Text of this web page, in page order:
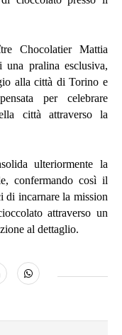
Chocolatier Mattia
pralina esclusiva,
alla città di Torino e
per celebrare
città attraverso la
ulteriormente la
confermando così il
di incarnare la mission
attraverso un
al dettaglio.